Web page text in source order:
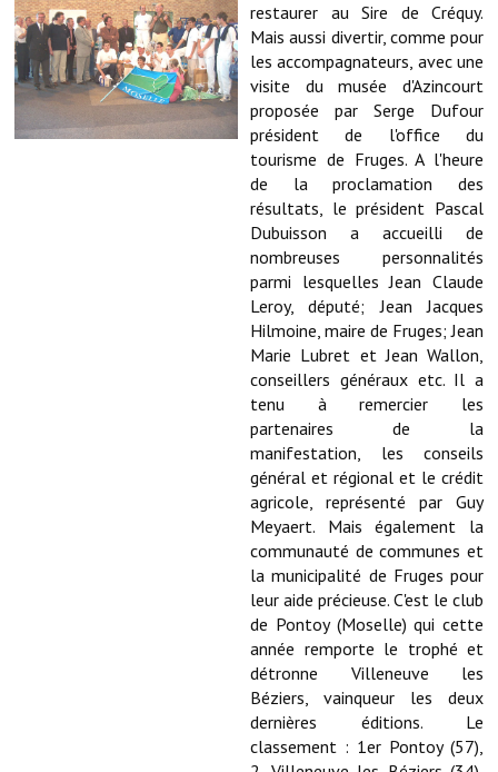
Communication
Le bulletin municipal : Fressinfo & Le Fressinois
Toutes les publications
Le village dans l'intercommunalité
Services publics intercommunaux
Déchets ménagers, tri sélectif, encombrants
restaurer au Sire de Créquy.
Mais aussi divertir, comme pour
les accompagnateurs, avec une
visite du musée d'Azincourt
proposée par Serge Dufour
président de l'office du
tourisme de Fruges. A l'heure
de la proclamation des
résultats, le président Pascal
Dubuisson a accueilli de
nombreuses personnalités
parmi lesquelles Jean Claude
Leroy, député; Jean Jacques
Hilmoine, maire de Fruges; Jean
Marie Lubret et Jean Wallon,
conseillers généraux etc. Il a
tenu à remercier les
partenaires de la
manifestation, les conseils
général et régional et le crédit
agricole, représenté par Guy
Meyaert. Mais également la
communauté de communes et
la municipalité de Fruges pour
leur aide précieuse. C'est le club
de Pontoy (Moselle) qui cette
année remporte le trophé et
détronne Villeneuve les
Béziers, vainqueur les deux
dernières éditions. Le
classement : 1er Pontoy (57),